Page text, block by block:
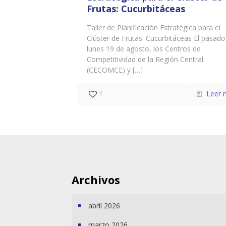
Frutas: Cucurbitáceas
Taller de Planificación Estratégica para el
Clúster de Frutas: Cucurbitáceas El pasado
lunes 19 de agosto, los Centros de
Competitividad de la Región Central
(CECOMCE) y […]
1 Leer
Archivos
abril 2026